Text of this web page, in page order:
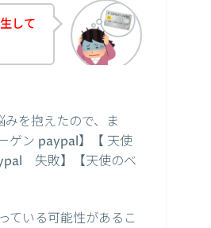
して
を抱えたので、ま
ゲン paypal】【 天使
失敗】【天使のベ
ている可能性があるこ